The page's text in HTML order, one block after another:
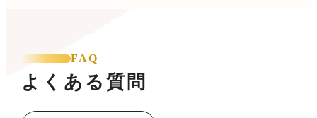
FAQ
よくある質問